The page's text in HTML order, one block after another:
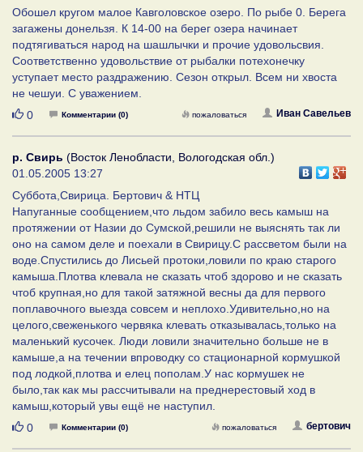
Обошел кругом малое Кавголовское озеро. По рыбе 0. Берега
загажены донельзя. К 14-00 на берег озера начинает
подтягиваться народ на шашлычки и прочие удовольсвия.
Соответственно удовольствие от рыбалки потехонечку
уступает место раздражению. Сезон открыл. Всем ни хвоста
не чешуи. С уважением.
Нравится
0 Комментарии (0) Иван Савельев
пожаловаться
р. Свирь (Восток Ленобласти, Вологодская обл.)
01.05.2005 13:27
Суббота,Свирица. Бертович & НТЦ
Напуганные сообщением,что льдом забило весь камыш на
протяжении от Назии до Сумской,решили не выяснять так ли
оно на самом деле и поехали в Свирицу.С рассветом были на
воде.Спустились до Лисьей протоки,ловили по краю старого
камыша.Плотва клевала не сказать чтоб здорово и не сказать
чтоб крупная,но для такой затяжной весны да для первого
поплавочного выезда совсем и неплохо.Удивительно,но на
целого,свеженького червяка клевать отказывалась,только на
маленький кусочек. Люди ловили значительно больше не в
камыше,а на течении впроводку со стационарной кормушкой
под лодкой,плотва и елец пополам.У нас кормушек не
было,так как мы рассчитывали на преднерестовый ход в
камыш,который увы ещё не наступил.
Нравится
0 Комментарии (0) бертович
пожаловаться